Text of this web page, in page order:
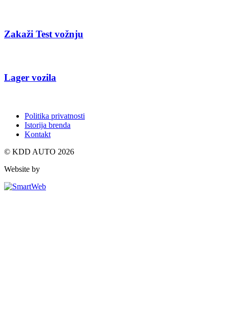
Politika privatnosti
Istorija brenda
Kontakt
© KDD AUTO 2026
Website by